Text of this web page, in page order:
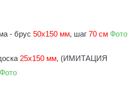
- брус 50х150 мм, шаг 70 см Фото
25х150 мм, (ИМИТАЦИЯ
Фото